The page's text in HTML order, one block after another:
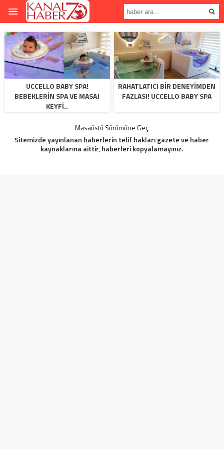
UCCELLO BABY SPA!
BEBEKLERIN SPA VE MASAJ
KEYFI..
RAHATLATICI BIR DENEYIMDEN
FAZLASI! UCCELLO BABY SPA
Masaüstü Sürümüne Geç
Sitemizde yayınlanan haberlerin telif hakları gazete ve haber
kaynaklarına aittir, haberleri kopyalamayınız.